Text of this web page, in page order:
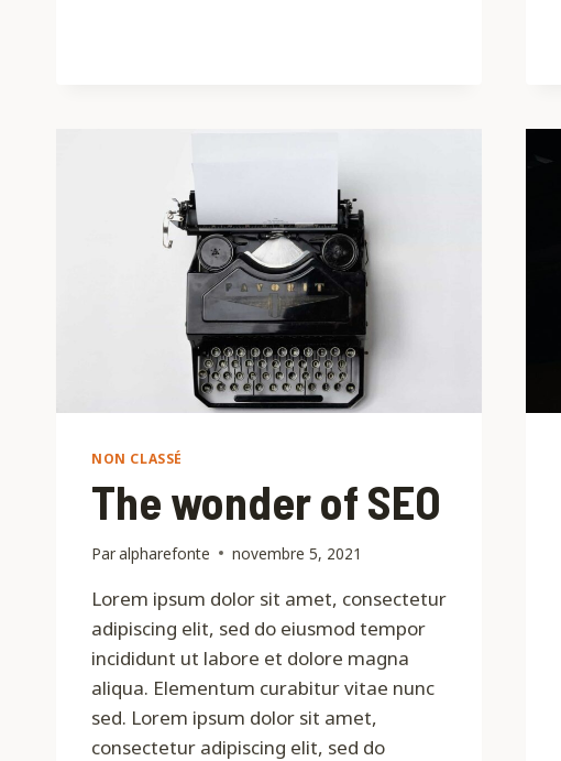
NON CLASSÉ
The wonder of SEO
Paralpharefonte novembre 5, 2021
Lorem ipsum dolor sit amet, consectetur
adipiscing elit, sed do eiusmod tempor
incididunt ut labore et dolore magna
aliqua. Elementum curabitur vitae nunc
sed. Lorem ipsum dolor sit amet,
consectetur adipiscing elit, sed do